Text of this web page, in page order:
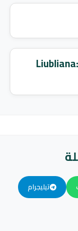
تيليجرام